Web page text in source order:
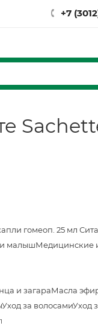
+7
гомеоп. 25 мл
малышМедицинские
и загараМасла
Уход за волосамиУход